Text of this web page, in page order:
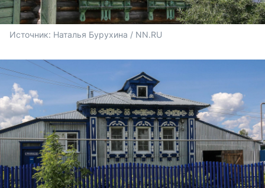
Источник: Наталья Бурухина / NN.RU